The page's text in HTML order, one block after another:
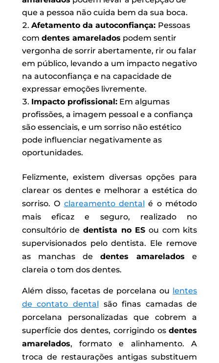
que a pessoa não cuida bem da sua boca.
Afetamento da autoconfiança: Pessoas
com dentes amarelados podem sentir
vergonha de sorrir abertamente, rir ou falar
em público, levando a um impacto negativo
na autoconfiança e na capacidade de
expressar emoções livremente.
Impacto profissional:Em algumas
profissões, a imagem pessoal e a confiança
são essenciais, e um sorriso não estético
pode influenciar negativamente as
oportunidades.
Felizmente, existem diversas opções para
clarear os dentes e melhorar a estética do
sorriso. O clareamento dental é o método
mais eficaz e seguro, realizado no
consultório dedentista no ES ou com kits
supervisionados pelo dentista. Ele remove
as manchas dedentes amarelados e
clareia o tom dos dentes.
Além disso, facetas de porcelana ou lentes
de contato dental são finas camadas de
porcelana personalizadas que cobrem a
superfície dos dentes, corrigindo osdentes
amarelados, formato e alinhamento. A
troca de restaurações antigas substituem